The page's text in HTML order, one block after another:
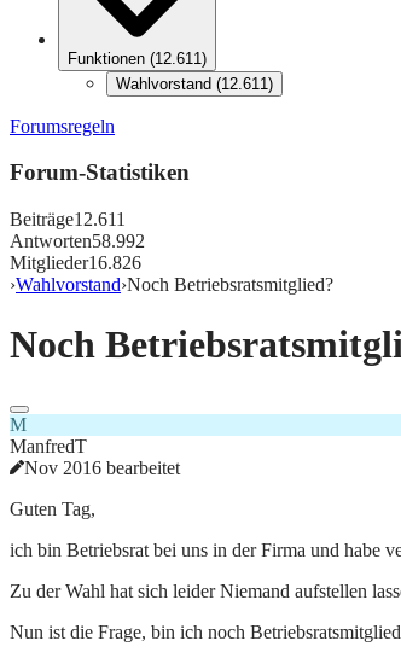
Funktionen (12.611)
Wahlvorstand (12.611)
Forumsregeln
Forum-Statistiken
Beiträge12.611
Antworten58.992
Mitglieder16.826
›Wahlvorstand›Noch Betriebsratsmitglied?
Noch
M
ManfredT
Nov 2016 bearbeitet
Guten Tag,
ich bin Betriebsrat bei uns in der Firma und habe
Zu der Wahl hat sich leider Niemand aufstellen
Nun ist die Frage, bin ich noch